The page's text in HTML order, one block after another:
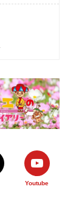
Youtube